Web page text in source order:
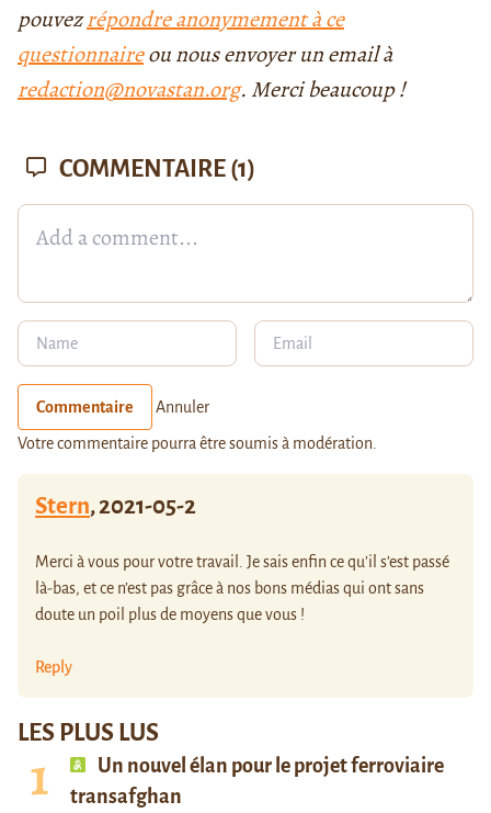
pouvezrépondre anonymement à ce
questionnaireou nous envoyer un email à
redaction@novastan.org. Merci beaucoup !
LES PLUS LUS
Un nouvel élan pour le projet ferroviaire
transafghan
COMMENTAIRE (1)
Commentaire Annuler
Votre commentaire pourra être soumis à modération.
Stern,2021-05-2
Merci à vous pour votre travail. Je sais enfin ce qu’il s’est passé
là-bas, et ce n’est pas grâce à nos bons médias qui ont sans
doute un poil plus de moyens que vous !
Reply